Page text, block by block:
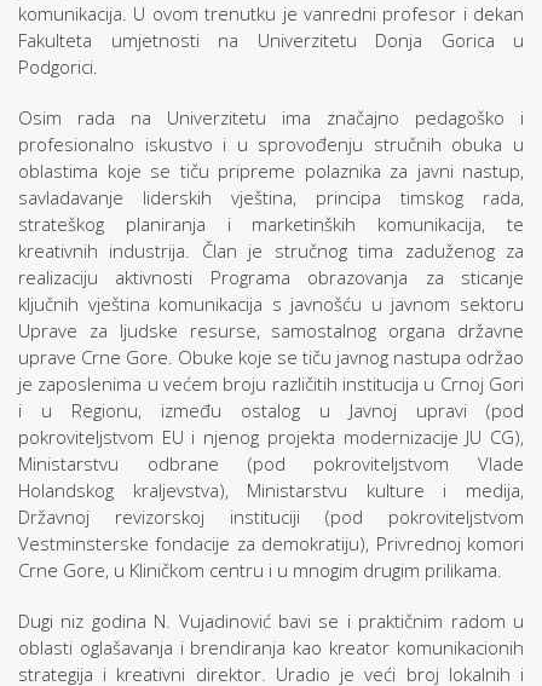
komunikacija. U ovom trenutku je vanredni profesor i dekan
Fakulteta umjetnosti na Univerzitetu Donja Gorica u
Podgorici.
Osim rada na Univerzitetu ima značajno pedagoško i
profesionalno iskustvo i u sprovođenju stručnih obuka u
oblastima koje se tiču pripreme polaznika za javni nastup,
savladavanje liderskih vještina, principa timskog rada,
strateškog planiranja i marketinških komunikacija, te
kreativnih industrija. Član je stručnog tima zaduženog za
realizaciju aktivnosti Programa obrazovanja za sticanje
ključnih vještina komunikacija s javnošću u javnom sektoru
Uprave za ljudske resurse, samostalnog organa državne
uprave Crne Gore. Obuke koje se tiču javnog nastupa održao
je zaposlenima u većem broju različitih institucija u Crnoj Gori
i u Regionu, između ostalog u Javnoj upravi (pod
pokroviteljstvom EU i njenog projekta modernizacije JU CG),
Ministarstvu odbrane (pod pokroviteljstvom Vlade
Holandskog kraljevstva), Ministarstvu kulture i medija,
Državnoj revizorskoj instituciji (pod pokroviteljstvom
Vestminsterske fondacije za demokratiju), Privrednoj komori
Crne Gore, u Kliničkom centru i u mnogim drugim prilikama.
Dugi niz godina N. Vujadinović bavi se i praktičnim radom u
oblasti oglašavanja i brendiranja kao kreator komunikacionih
strategija i kreativni direktor. Uradio je veći broj lokalnih i